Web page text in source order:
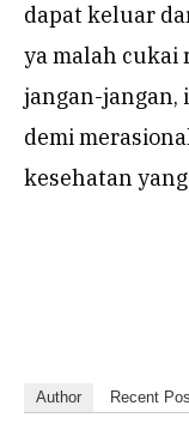
dapat keluar
ya malah cukai
jangan-jangan,
demi
kesehatan
Author Recent